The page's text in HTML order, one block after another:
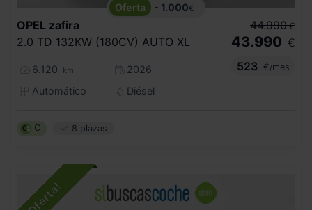
- 1.000€
OPEL zafira
2.0 TD 132KW (180CV) AUTO XL
6.120 km
2026
Automático
Diésel
44.990 €
43.990 €
523
€/mes
C 8 plazas